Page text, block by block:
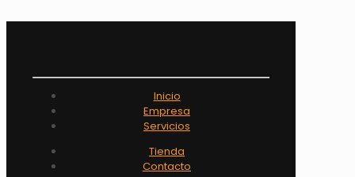
Inicio
Empresa
Servicios
Tienda
Contacto